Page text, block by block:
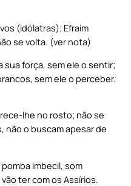
(idólatras); Efraim
se volta. (ver nota)
sua força, sem ele o sentir;
sem ele o perceber.
lhe no rosto; não se
não o buscam apesar de
imbecil, som
ter com os Assírios.